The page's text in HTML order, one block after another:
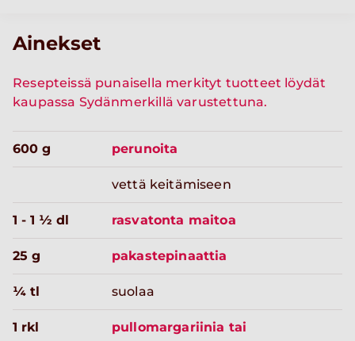
Ainekset
Resepteissä punaisella merkityt tuotteet löydät
kaupassa Sydänmerkillä varustettuna.
600 g perunoita
vettä keitämiseen
1 - 1 ½ dl rasvatonta maitoa
25 g pakastepinaattia
¼ tl suolaa
1 rkl
pullomargariinia tai